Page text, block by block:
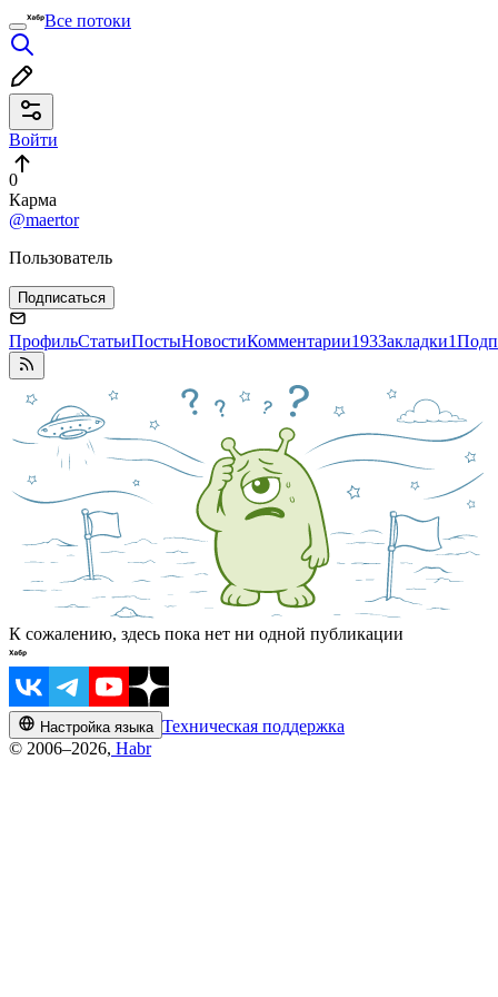
Все потоки
Войти
0
Карма
@maertor
Пользователь
Подписаться
ПрофильСтатьиПостыНовостиКомментарии193Закладки1
К сожалению, здесь пока нет ни одной публикации
Настройка языка Техническая поддержка
© 2006–2026, Habr